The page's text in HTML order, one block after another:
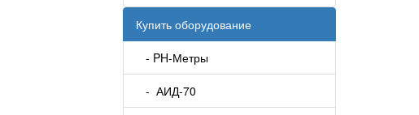
Купить оборудование
- PH-Метры
- АИД-70